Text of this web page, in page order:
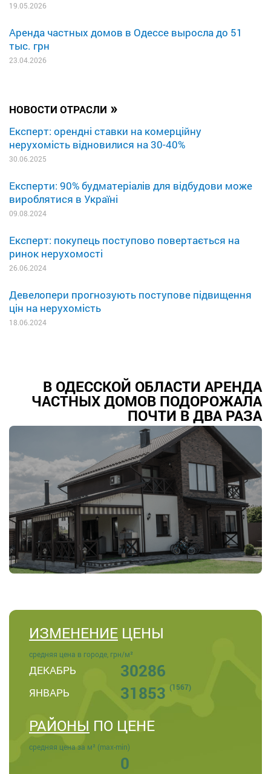
НОВОСТИ ОТРАСЛИ »
Експерт: орендні ставки на комерційну
нерухомість відновилися на 30-40%
30.06.2025
Експерти: 90% будматеріалів для відбудови може
вироблятися в Україні
09.08.2024
Експерт: покупець поступово повертається на
ринок нерухомості
26.06.2024
Девелопери прогнозують поступове підвищення
цін на нерухомість
18.06.2024
19.05.2026
Аренда частных домов в Одессе выросла до 51
тыс. грн
23.04.2026
В ОДЕССКОЙ ОБЛАСТИ АРЕНДА
ЧАСТНЫХ ДОМОВ ПОДОРОЖАЛА
ПОЧТИ В ДВА РАЗА
ИЗМЕНЕНИЕ ЦЕНЫ
средняя цена в городе, грн/м²
ДЕКАБРЬ 30286
ЯНВАРЬ 31853 (1567)
РАЙОНЫ ПО ЦЕНЕ
средняя цена за м² (max-min)
0